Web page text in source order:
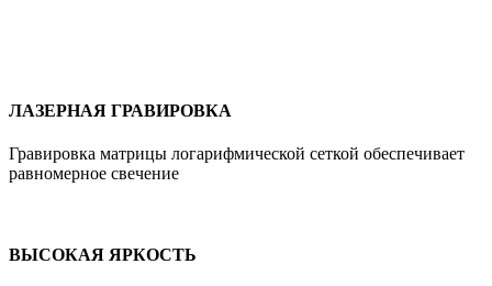
ЛАЗЕРНАЯ ГРАВИРОВКА
Гравировка матрицы логарифмической сеткой обеспечивает
равномерное свечение
ВЫСОКАЯ ЯРКОСТЬ